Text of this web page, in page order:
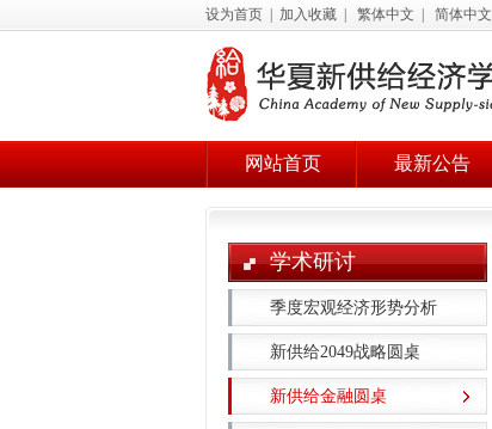
设为首页 加入收藏 繁体中文 简体中文
网站首页 最新公告
学术研讨
季度宏观经济形势分析
新供给2049战略圆桌
新供给金融圆桌